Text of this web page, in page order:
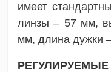
имеет
линзы – 57 мм,
мм, длина дужки